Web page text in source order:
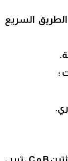
السريع
؛